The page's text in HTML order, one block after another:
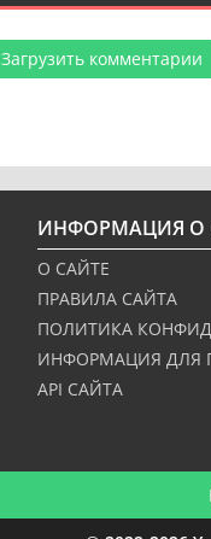
Загрузить комментарии
ИНФОРМАЦИЯ О
О САЙТЕ
ПРАВИЛА САЙТА
ПОЛИТИКА
ИНФОРМАЦИЯ ДЛЯ
API САЙТА